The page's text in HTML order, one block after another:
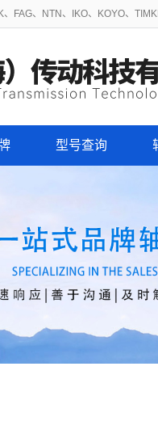
FAG、NTN、IKO、KOYO、
型号查询